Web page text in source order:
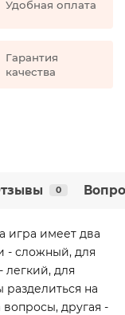
Удобная оплата
Гарантия
качества
0
игра имеет два
- сложный, для
для
на
другая -